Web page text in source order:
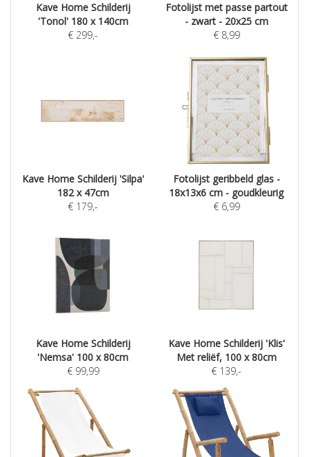
Kave Home Schilderij
'Tonol' 180 x 140cm
€ 299,-
Fotolijst met passe partout
- zwart - 20x25 cm
€ 8,99
Kave Home Schilderij 'Silpa'
182 x 47cm
€ 179,-
Fotolijst geribbeld glas -
18x13x6 cm - goudkleurig
€ 6,99
Kave Home Schilderij
'Nemsa' 100 x 80cm
€ 99,99
Kave Home Schilderij 'Klis'
Met reliëf, 100 x 80cm
€ 139,-